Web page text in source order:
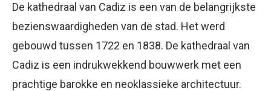
De kathedraal van Cadiz is een van de belangrijkste
bezienswaardigheden van de stad. Het werd
gebouwd tussen 1722 en 1838. De kathedraal van
Cadiz is een indrukwekkend bouwwerk met een
prachtige barokke en neoklassieke architectuur.